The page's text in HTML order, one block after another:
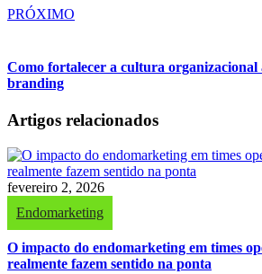
PRÓXIMO
Como fortalecer a cultura organizacional
branding
Artigos relacionados
fevereiro 2, 2026
Endomarketing
O impacto do endomarketing em times
realmente fazem sentido na ponta